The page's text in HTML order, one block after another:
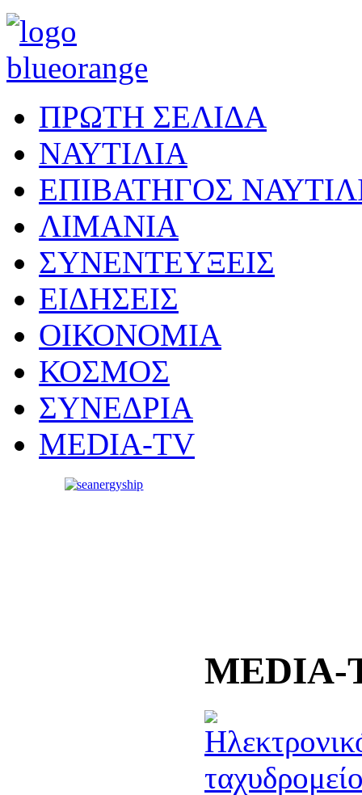
ΠΡΩΤΗ ΣΕΛΙΔΑ
ΝΑΥΤΙΛΙΑ
ΕΠΙΒΑΤΗΓΟΣ
ΛΙΜΑΝΙΑ
ΣΥΝΕΝΤΕΥΞΕΙΣ
ΕΙΔΗΣΕΙΣ
ΟΙΚΟΝΟΜΙΑ
ΚΟΣΜΟΣ
ΣΥΝΕΔΡΙΑ
MEDIA-TV
MEDIA-